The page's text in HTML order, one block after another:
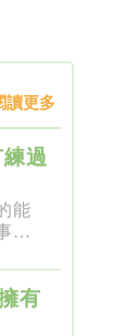
讀更多
過
能
一
有